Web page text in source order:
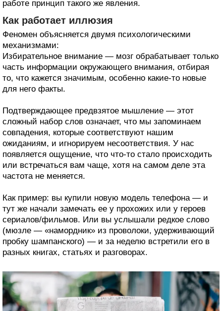
работе принцип такого же явления.
Как работает иллюзия
Феномен объясняется двумя психологическими
механизмами:
Избирательное внимание — мозг обрабатывает только
часть информации окружающего внимания, отбирая
то, что кажется значимым, особенно какие-то новые
для него факты.
Подтверждающее предвзятое мышление — этот
сложный набор слов означает, что мы запоминаем
совпадения, которые соответствуют нашим
ожиданиям, и игнорируем несоответствия. У нас
появляется ощущение, что что-то стало происходить
или встречаться вам чаще, хотя на самом деле эта
частота не меняется.
Как пример: вы купили новую модель телефона — и
тут же начали замечать ее у прохожих или у героев
сериалов/фильмов. Или вы услышали редкое слово
(мюзле — «намордник» из проволоки, удерживающий
пробку шампанского) — и за неделю встретили его в
разных книгах, статьях и разговорах.